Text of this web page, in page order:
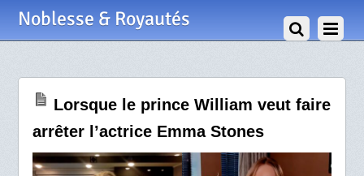
Noblesse & Royautés
Lorsque le prince William veut faire
arrêter l’actrice Emma Stones